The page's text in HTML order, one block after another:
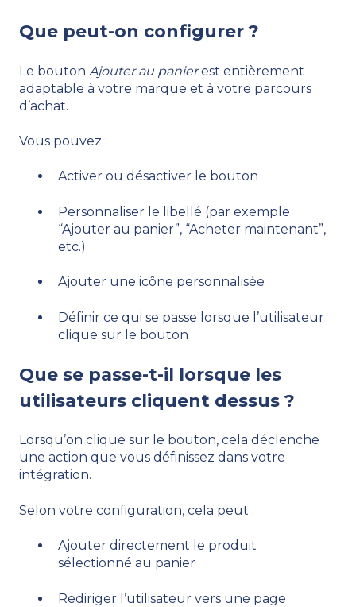
Que peut-on configurer ?
Le bouton Ajouter au panierest entièrement
adaptable à votre marque et à votre parcours
d’achat.
Vous pouvez :
Activer ou désactiver le bouton
Personnaliser le libellé (par exemple
“Ajouter au panier”, “Acheter maintenant”,
etc.)
Ajouter une icône personnalisée
Définir ce qui se passe lorsque l’utilisateur
clique sur le bouton
Que se passe-t-il lorsque les
utilisateurs cliquent dessus ?
Lorsqu’on clique sur le bouton, cela déclenche
une action que vous définissez dans votre
intégration.
Selon votre configuration, cela peut :
Ajouter directement le produit
sélectionné au panier
Rediriger l’utilisateur vers une page